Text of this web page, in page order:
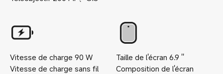
Vitesse de charge 90 W
Vitesse de charge sans fil
Taille de l'écran 6.9 ''
Composition de l'écran